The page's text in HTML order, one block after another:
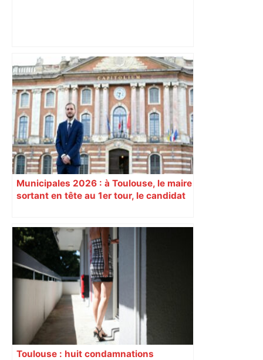
Il était condamné à 18 mois de prison
pour une violente agression au Mirail, à
Toulouse : près de quatre mois après,
Yanis est finalement relaxé en appel –
ladepeche.fr
Municipales 2026 : à Toulouse, le maire
sortant en tête au 1er tour, le candidat
Toulouse : huit condamnations